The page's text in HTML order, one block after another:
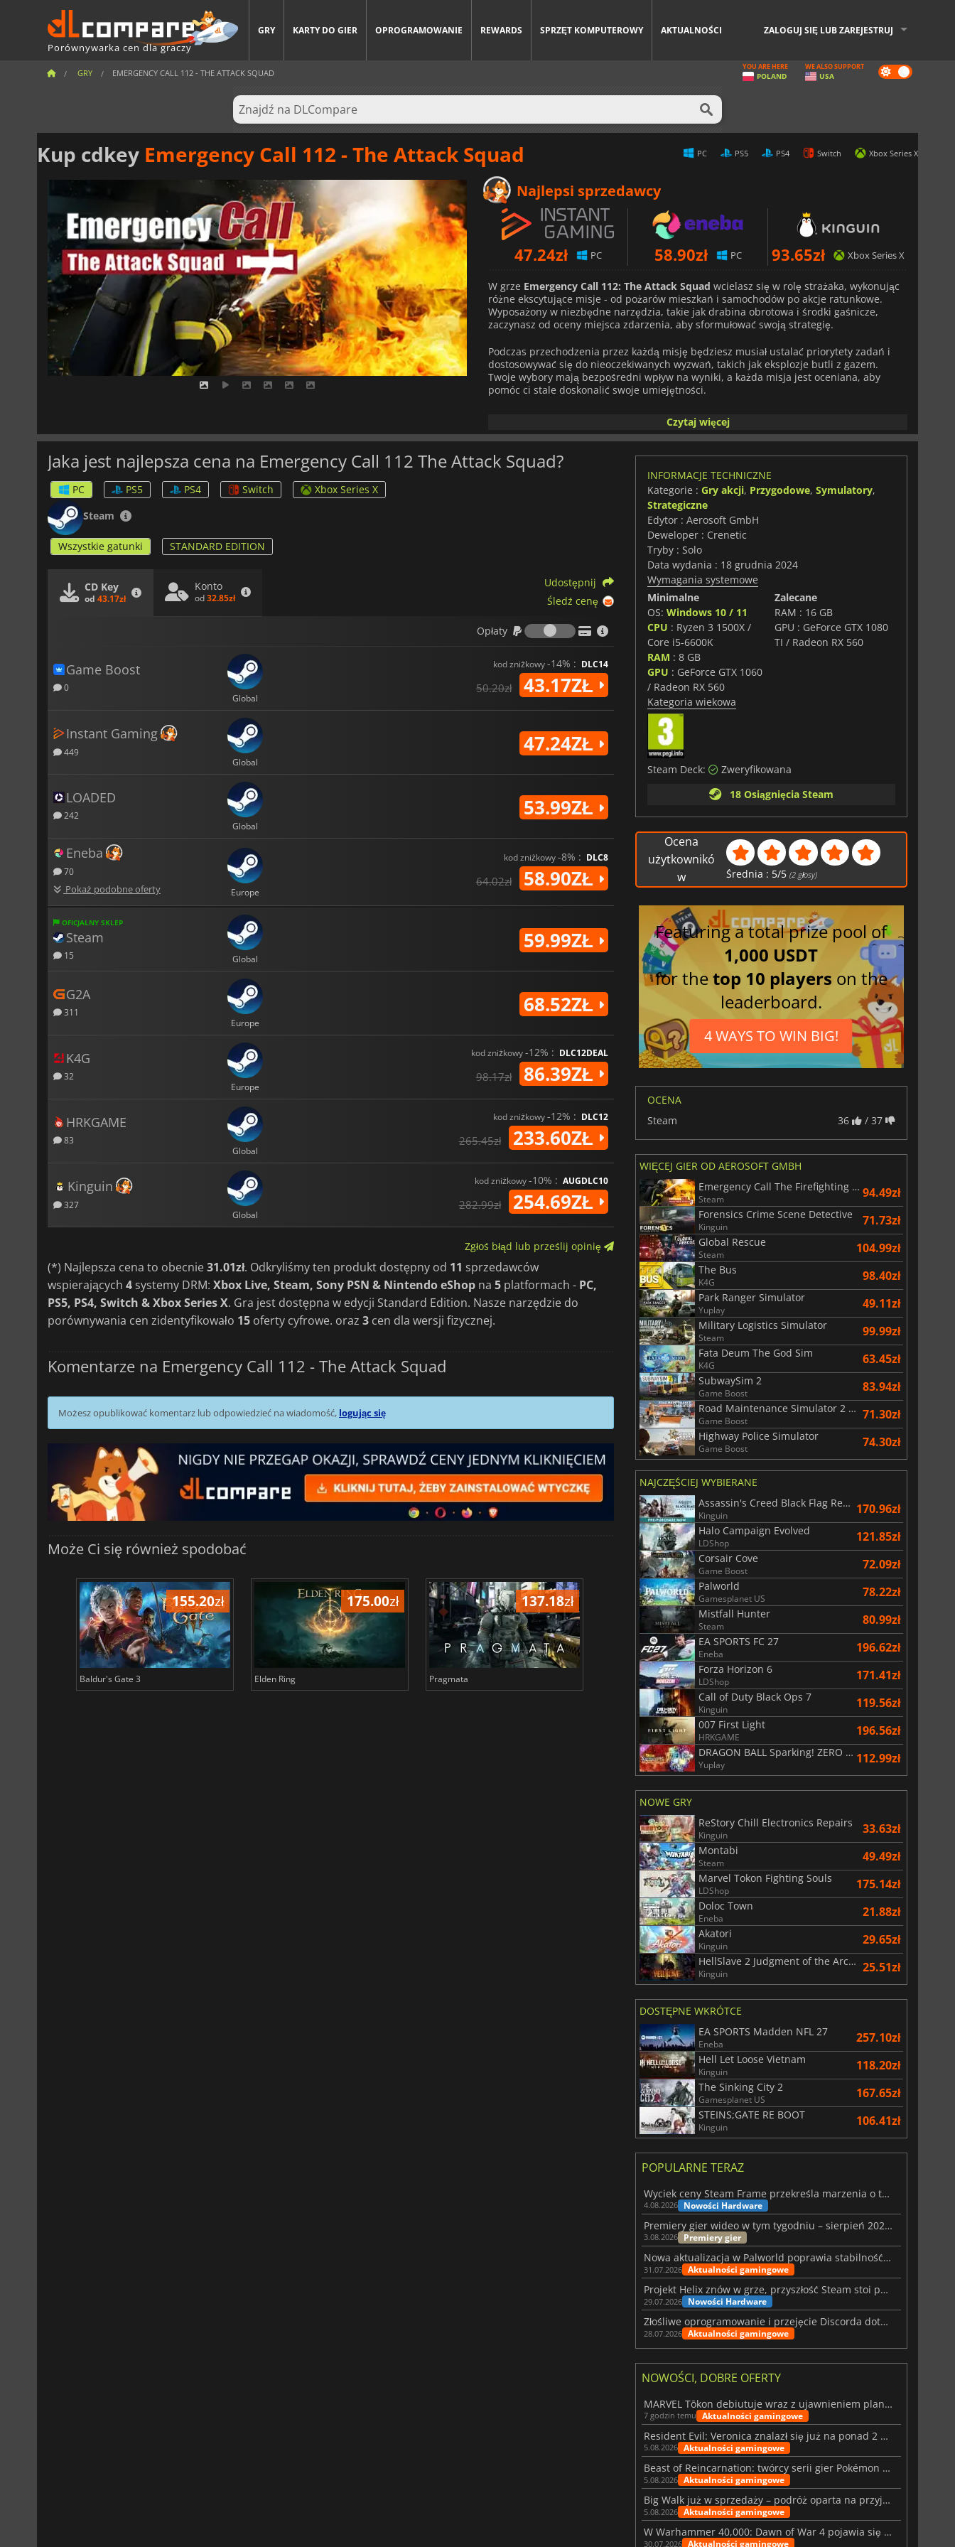
Porównywarka cen dla graczy
GRY KARTY DO GIER OPROGRAMOWANIE REWARDS SPRZĘT KOMPUTEROWY AKTUALNOŚCI ZALOGUJ SIĘ LUB ZAREJESTRUJ
GRY EMERGENCY CALL 112 - THE ATTACK SQUAD Dark
mode
YOU ARE HERE
POLAND
WE ALSO SUPPORT
USA
Kup cdkey Emergency Call 112 - The Attack Squad PC PS5 PS4 Switch Xbox Series X
Najlepsi sprzedawcy
47.24zł PC 58.90zł PC 93.65zł Xbox Series X
W grze Emergency Call 112: The Attack Squad wcielasz się w rolę strażaka, wykonując
różne ekscytujące misje - od pożarów mieszkań i samochodów po akcje ratunkowe.
Wyposażony w niezbędne narzędzia, takie jak drabina obrotowa i środki gaśnicze,
zaczynasz od oceny miejsca zdarzenia, aby sformułować swoją strategię.
Podczas przechodzenia przez każdą misję będziesz musiał ustalać priorytety zadań i
dostosowywać się do nieoczekiwanych wyzwań, takich jak eksplozje butli z gazem.
Twoje wybory mają bezpośredni wpływ na wyniki, a każda misja jest oceniana, aby
pomóc ci stale doskonalić swoje umiejętności.
Doświadcz intensywności reagowania kryzysowego z perspektywy pierwszej osoby,
zarządzaj swoim ekwipunkiem i wchodź w interakcje z innymi postaciami, jednocześnie
zapewniając bezpieczeństwo sobie i innym.Emergency Call 112: The Attack Squad
oferuje wciągające spojrzenie na dynamiczny świat służb ratunkowych.
Czytaj więcej
Jaka jest najlepsza cena na Emergency Call 112 The Attack Squad?
PC PS5 PS4 Switch
Xbox Series X
Steam
Wszystkie gatunki STANDARD EDITION
CD Key
od 43.17zł
Konto
od32.85zł
Udostępnij
Śledź cenę
Opłaty
Opłaty
Game Boost
0
Global
kod zniżkowy-14% : DLC14
50.20zł 43.17ZŁ
Instant Gaming
449
Global
47.24ZŁ
LOADED
242
Global
53.99ZŁ
Eneba
70
Pokaż podobne oferty Europe
kod zniżkowy-8% : DLC8
64.02zł 58.90ZŁ
OFICJALNY SKLEP
Steam
15 Global
59.99ZŁ
G2A
311
Europe
68.52ZŁ
K4G
32
Europe
kod zniżkowy-12% : DLC12DEAL
98.17zł 86.39ZŁ
HRKGAME
83
Global
kod zniżkowy-12% : DLC12
265.45zł 233.60ZŁ
Kinguin
327
Global
kod zniżkowy-10% : AUGDLC10
282.99zł 254.69ZŁ
Zgłoś błąd lub prześlij opinię
(*) Najlepsza cena to obecnie31.01zł. Odkryliśmy ten produkt dostępny od 11 sprzedawców
wspierających 4 systemy DRM: Xbox Live, Steam, Sony PSN & Nintendo eShop na 5 platformach - PC,
PS5, PS4, Switch & Xbox Series X. Gra jest dostępna w edycji Standard Edition. Nasze narzędzie do
porównywania cen zidentyfikowało 15 oferty cyfrowe. oraz 3 cen dla wersji fizycznej.
Komentarze na Emergency Call 112 - The Attack Squad
Możesz opublikować komentarz lub odpowiedzieć na wiadomość, logując się
Może Ci się również spodobać
155.20zł
Baldur's Gate 3
175.00zł
Elden Ring
137.18zł
Pragmata
29.01zł
Total War WARHAMMER 3
66.54
INFORMACJE TECHNICZNE
Kategorie : Gry akcji, Przygodowe, Symulatory,
Strategiczne
Edytor : Aerosoft GmbH
Deweloper : Crenetic
Tryby : Solo
Data wydania : 18 grudnia 2024
Wymagania systemowe
Minimalne
OS: Windows 10 / 11
CPU : Ryzen 3 1500X /
Core i5-6600K
RAM : 8 GB
GPU : GeForce GTX 1060
/ Radeon RX 560
Zalecane
RAM : 16 GB
GPU : GeForce GTX 1080
TI / Radeon RX 560
Kategoria wiekowa
Steam Deck:
Zweryfikowana
18 Osiągnięcia Steam
Ocena
użytkownikó
w
Średnia : 5/5 (2 głosy)
Featuring a total prize pool of
1,000 USDT
for thetop 10 players on the
leaderboard.
4 WAYS TO WIN BIG!
OCENA
Steam
36 / 37
WIĘCEJ GIER OD AEROSOFT GMBH
Emergency Call The Firefighting Simulation 3
Steam 94.49zł
Forensics Crime Scene Detective
Kinguin 71.73zł
Global Rescue
Steam 104.99zł
The Bus
K4G 98.40zł
Park Ranger Simulator
Yuplay 49.11zł
Military Logistics Simulator
Steam 99.99zł
Fata Deum The God Sim
K4G 63.45zł
SubwaySim 2
Game Boost 83.94zł
Road Maintenance Simulator 2 Winter Services
Game Boost 71.30zł
Highway Police Simulator
Game Boost 74.30zł
NAJCZĘŚCIEJ WYBIERANE
Assassin's Creed Black Flag Resynced
Kinguin 170.96zł
Halo Campaign Evolved
LDShop 121.85zł
Corsair Cove
Game Boost 72.09zł
Palworld
Gamesplanet US 78.22zł
Mistfall Hunter
Steam 80.99zł
EA SPORTS FC 27
Eneba 196.62zł
Forza Horizon 6
LDShop 171.41zł
Call of Duty Black Ops 7
Kinguin 119.56zł
007 First Light
HRKGAME 196.56zł
DRAGON BALL Sparking! ZERO Super Limit Breaking NEO
Yuplay 112.99zł
NOWE GRY
ReStory Chill Electronics Repairs
Kinguin 33.63zł
Montabi
Steam 49.49zł
Marvel Tokon Fighting Souls
LDShop 175.14zł
Doloc Town
Eneba 21.88zł
Akatori
Kinguin 29.65zł
HellSlave 2 Judgment of the Archon
Kinguin 25.51zł
DOSTĘPNE WKRÓTCE
EA SPORTS Madden NFL 27
Eneba 257.10zł
Hell Let Loose Vietnam
Kinguin 118.20zł
The Sinking City 2
Gamesplanet US 167.65zł
STEINS;GATE RE BOOT
Kinguin 106.41zł
POPULARNE TERAZ
Wyciek ceny Steam Frame przekreśla marzenia o tanim zestawie VR
4.08.2026 Nowości Hardware
Premiery gier wideo w tym tygodniu – sierpień 2026 r. (32. tydzień)
3.08.2026 Premiery gier
Nowa aktualizacja w Palworld poprawia stabilność Sunreach i walk z bossami
31.07.2026 Aktualności gamingowe
Projekt Helix znów w grze, przyszłość Steam stoi pod znakiem zapytania
29.07.2026 Nowości Hardware
Złośliwe oprogramowanie i przejęcie Discorda dotknęły Meccha Chameleon
28.07.2026 Aktualności gamingowe
NOWOŚCI, DOBRE OFERTY
MARVEL Tōkon debiutuje wraz z ujawnieniem planu rozwoju na pierwszy rok
7 godzin temu Aktualności gamingowe
Resident Evil: Veronica znalazł się już na ponad 2 milionach list życzeń
5.08.2026 Aktualności gamingowe
Beast of Reincarnation: twórcy serii gier Pokémon wkraczają na nową ścieżkę
5.08.2026 Aktualności gamingowe
Big Walk już w sprzedaży – podróż oparta na przyjaźni
5.08.2026 Aktualności gamingowe
W Warhammer 40,000: Dawn of War 4 pojawia się frakcja Nekronów
30.07.2026 Aktualności gamingowe